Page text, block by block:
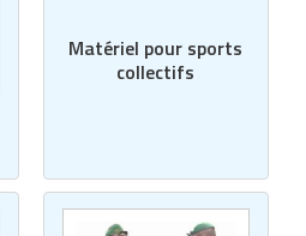
Matériel pour sports
collectifs